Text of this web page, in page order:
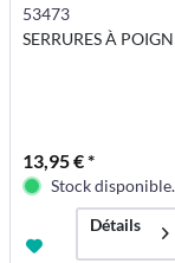
53473
SERRURES À
13,95 € *
Stock
Détails